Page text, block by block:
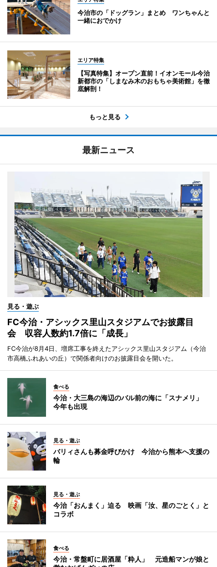
今治市の「ドッグラン」まとめ ワンちゃんと
一緒におでかけ
エリア特集
【写真特集】オープン直前！イオンモール今治
新都市の「しまなみ木のおもちゃ美術館」を徹
底解剖！
もっと見る
最新ニュース
見る・遊ぶ
FC今治・アシックス里山スタジアムでお披露目
会 収容人数約1.7倍に「成長」
FC今治が8月4日、増席工事を終えたアシックス里山スタジアム（今治
市高橋ふれあいの丘）で関係者向けのお披露目会を開いた。
食べる
今治・大三島の海辺のバル前の海に「スナメリ」
今年も出現
見る・遊ぶ
バリィさんも募金呼びかけ 今治から熊本へ支援の
輪
見る・遊ぶ
今治「おんまく」迫る 映画「汝、星のごとく」と
コラボ
食べる
今治・常盤町に居酒屋「粋人」 元造船マンが娘と